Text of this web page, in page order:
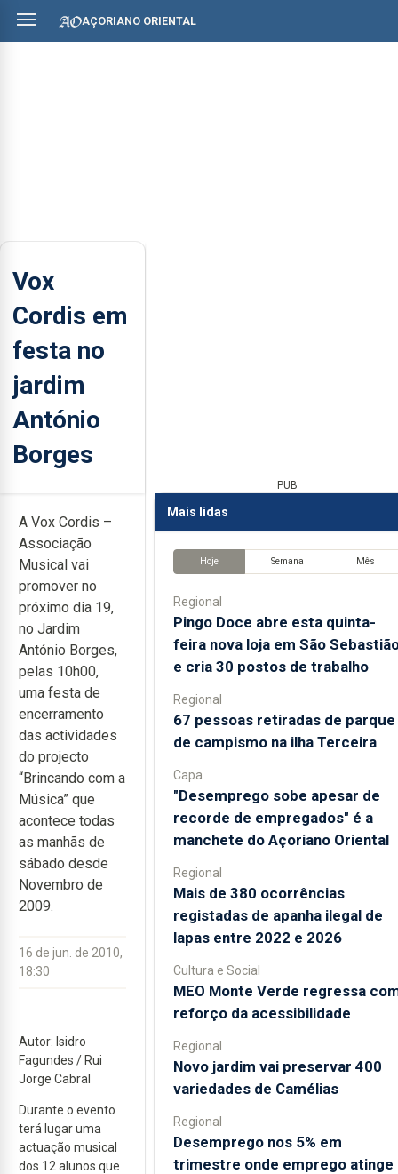
AÇORIANO ORIENTAL
Vox
Cordis em
festa no
jardim
António
Borges
A Vox Cordis –
Associação
Musical vai
promover no
próximo dia 19,
no Jardim
António Borges,
pelas 10h00,
uma festa de
encerramento
das actividades
do projecto
“Brincando com a
Música” que
acontece todas
as manhãs de
sábado desde
Novembro de
2009.
16 de jun. de 2010,
18:30
Autor: Isidro
Fagundes / Rui
Jorge Cabral
Durante o evento
terá lugar uma
actuação musical
dos 12 alunos que
PUB
Mais lidas
Hoje Semana Mês
Regional
Pingo Doce abre esta quinta-
feira nova loja em São
e cria 30 postos de trabalho
Regional
67 pessoas retiradas de parque
de campismo na ilha Terceira
Capa
"Desemprego sobe apesar de
recorde de empregados" é a
manchete do Açoriano Oriental
Regional
Mais de 380 ocorrências
registadas de apanha ilegal de
lapas entre 2022 e 2026
Cultura e Social
MEO Monte Verde regressa
reforço da acessibilidade
Regional
Novo jardim vai preservar 400
variedades de Camélias
Regional
Desemprego nos 5% em
trimestre onde emprego atinge